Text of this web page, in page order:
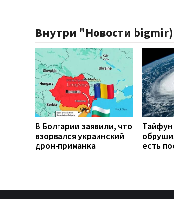
Внутри "Новости
В Болгарии заявили, что
взорвался украинский
дрон-приманка
есть